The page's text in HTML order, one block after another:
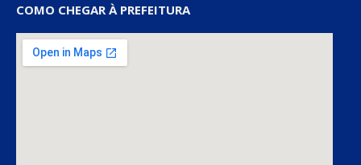
COMO CHEGAR À PREFEITURA